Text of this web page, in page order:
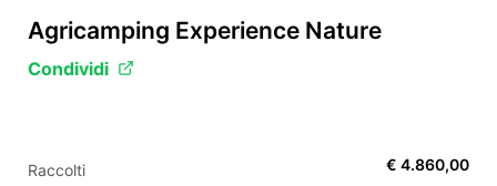
Agricamping Experience Nature
Condividi
Raccolti € 4.860,00